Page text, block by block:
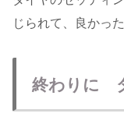
じられて、良かった
終わりに